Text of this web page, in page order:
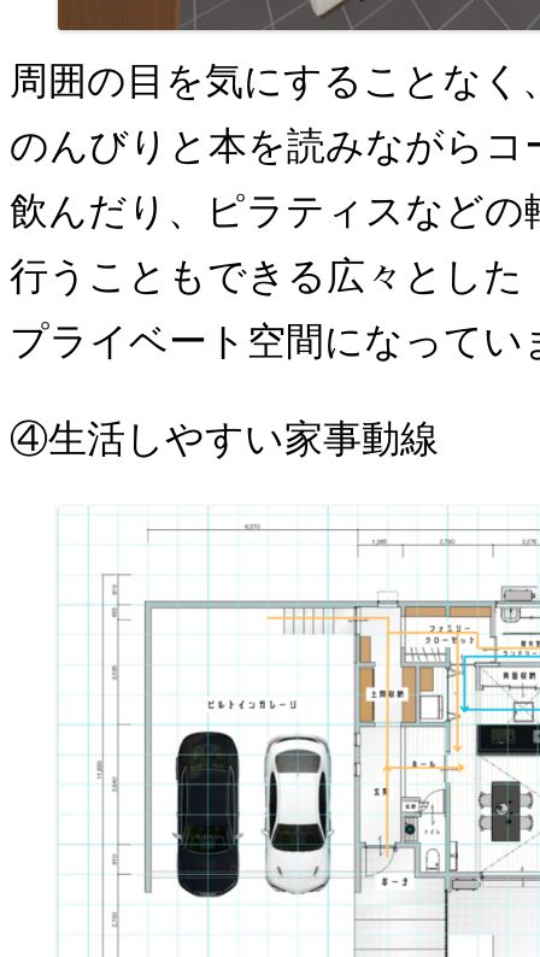
周囲の目を気にすることなく
のんびりと本を読みながらコ
飲んだり、ピラティスなどの
行うこともできる広々とした
プライベート空間になってい
④生活しやすい家事動線